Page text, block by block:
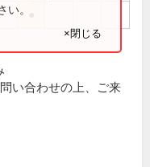
い。
×閉じる
い合わせの上、ご来